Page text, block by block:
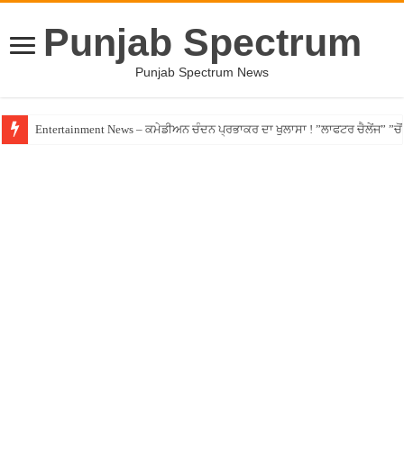
Punjab Spectrum
Punjab Spectrum News
Entertainment News – ਕਮੇਡੀਅਨ ਚੰਦਨ ਪ੍ਰਭਾਕਰ ਦਾ ਖੁਲਾਸਾ ! ”ਲਾਫਟਰ ਚੈਲੇਂਜ”
Jalandhar – ਧੋਖੇਬਾਜ਼ ਏਜੰਟ ਦੇ ਧੱਕੇ ਚੜ੍ਹਿਆ ਪੰਜਾਬੀ ਨੌਜਵਾਨ, ਸੁਣਾਈ ਹੱਡਬੀਤੀ